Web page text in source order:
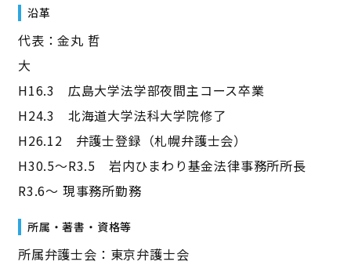
沿革
代表：金丸 哲
H16.3 広島大学法学部夜間主コース卒業
H24.3 北海道大学法科大学院修了
H26.12 弁護士登録（札幌弁護士会）
H30.5～R3.5 岩内ひまわり基金法律事務所所長
R3.6～ 現事務所勤務
所属・著書・資格等
所属弁護士会：東京弁護士会